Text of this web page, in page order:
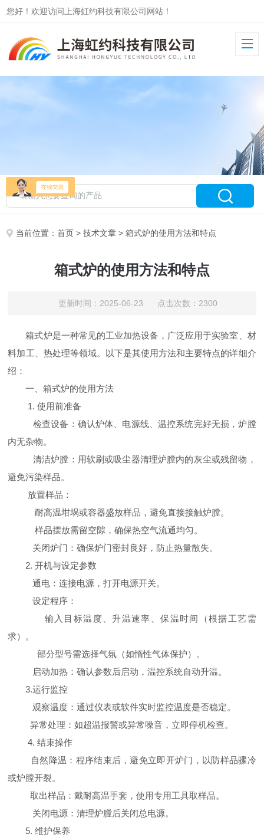
您好！欢迎访问上海虹约科技有限公司网站！
当前位置：首页 >技术文章 > 箱式炉的使用方法和特点
箱式炉的使用方法和特点
更新时间：2025-06-23 点击次数：2300
箱式炉是一种常见的工业加热设备，广泛应用于实验室、材
料加工、热处理等领域。以下是其使用方法和主要特点的详细介
绍：
一、箱式炉的使用方法
1. 使用前准备
检查设备：确认炉体、电源线、温控系统完好无损，炉膛
内无杂物。
清洁炉膛：用软刷或吸尘器清理炉膛内的灰尘或残留物，
避免污染样品。
放置样品：
耐高温坩埚或容器盛放样品，避免直接接触炉膛。
样品摆放需留空隙，确保热空气流通均匀。
关闭炉门：确保炉门密封良好，防止热量散失。
2. 开机与设定参数
通电：连接电源，打开电源开关。
设定程序：
输入目标温度、升温速率、保温时间（根据工艺需
求）。
部分型号需选择气氛（如惰性气体保护）。
启动加热：确认参数后启动，温控系统自动升温。
3.运行监控
观察温度：通过仪表或软件实时监控温度是否稳定。
异常处理：如超温报警或异常噪音，立即停机检查。
4. 结束操作
自然降温：程序结束后，避免立即开炉门，以防样品骤冷
或炉膛开裂。
取出样品：戴耐高温手套，使用专用工具取样品。
关闭电源：清理炉膛后关闭总电源。
5. 维护保养